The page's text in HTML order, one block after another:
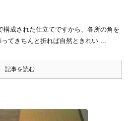
成された仕立てですから、各所の角を
てきちんと折れば自然ときれい ...
記事を読む